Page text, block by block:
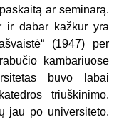
ar seminarą.
ir dabar kažkur yra
(1947) per
kambariuose
bu­vo labai
triuškinimo.
jau po universiteto.